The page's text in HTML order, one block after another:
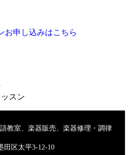
お申し込みはこちら
スン
教室、楽器販売、楽器修理・調律
区太平3-12-10